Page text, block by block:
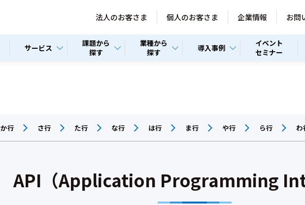
法人のお客さま 個人のお客さま 企業情報 お問
サービス
課題から
探す
業種から
探す
導入事例
イベント
セミナー
か行 さ行 た行 な行 は行 ま行 や行 ら行 わ
API（Application Programming